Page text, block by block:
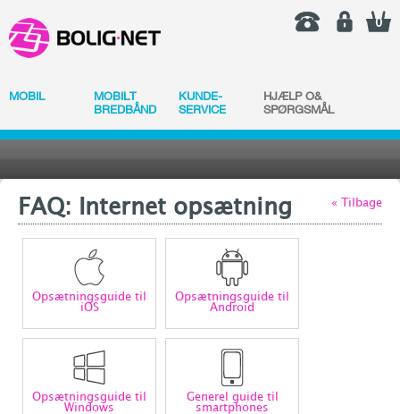
0
MOBIL
MOBILT
BREDBÅND
KUNDE-
SERVICE
HJÆLP O&
SPØRGSMÅL
FAQ: Internet opsætning « Tilbage
Opsætningsguide til
iOS
Opsætningsguide til
Android
Opsætningsguide til
Windows
Generel guide til
smartphones